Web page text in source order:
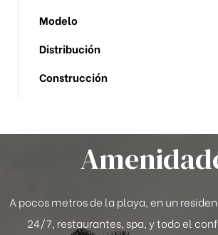
Modelo
Distribución
Construcción
A pocos metros de la playa, en un
24/7, restaurantes, spa, y todo el